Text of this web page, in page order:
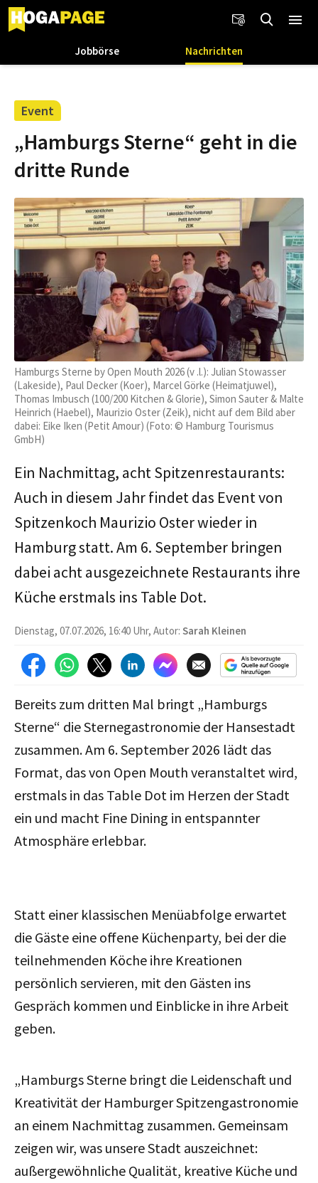
Jobbörse Nachrichten
Event
„Hamburgs Sterne“ geht in die
dritte Runde
Hamburgs Sterne by Open Mouth 2026 (v .l.): Julian Stowasser
(Lakeside), Paul Decker (Koer), Marcel Görke (Heimatjuwel),
Thomas Imbusch (100/200 Kitchen & Glorie), Simon Sauter & Malte
Heinrich (Haebel), Maurizio Oster (Zeik), nicht auf dem Bild aber
dabei: Eike Iken (Petit Amour) (Foto: © Hamburg Tourismus
GmbH)
Ein Nachmittag, acht Spitzenrestaurants:
Auch in diesem Jahr findet das Event von
Spitzenkoch Maurizio Oster wieder in
Hamburg statt. Am 6. September bringen
dabei acht ausgezeichnete Restaurants ihre
Küche erstmals ins Table Dot.
Dienstag, 07.07.2026, 16:40 Uhr, Autor: Sarah Kleinen
Bereits zum dritten Mal bringt „Hamburgs
Sterne“ die Sternegastronomie der Hansestadt
zusammen. Am 6. September 2026 lädt das
Format, das von Open Mouth veranstaltet wird,
erstmals in das Table Dot im Herzen der Stadt
ein und macht Fine Dining in entspannter
Atmosphäre erlebbar.
Statt einer klassischen Menüabfolge erwartet
die Gäste eine offene Küchenparty, bei der die
teilnehmenden Köche ihre Kreationen
persönlich servieren, mit den Gästen ins
Gespräch kommen und Einblicke in ihre Arbeit
geben.
„Hamburgs Sterne bringt die Leidenschaft und
Kreativität der Hamburger Spitzengastronomie
an einem Nachmittag zusammen. Gemeinsam
zeigen wir, was unsere Stadt auszeichnet:
außergewöhnliche Qualität, kreative Küche und